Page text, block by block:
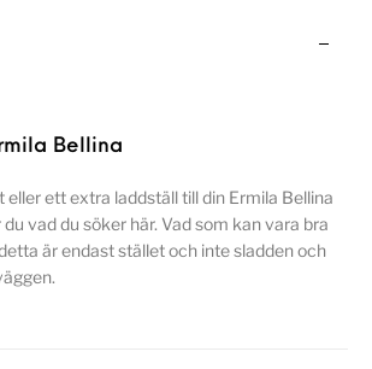
Bellina
eller ett extra laddställ till din Ermila Bellina
vad du söker här. Vad som kan vara bra
är endast stället och inte sladden och